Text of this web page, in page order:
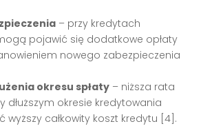
– przy kredytach
pojawić się dodatkowe opłaty
nowego zabezpieczenia
okresu spłaty – niższa rata
dłuższym okresie kredytowania
wyższy całkowity koszt kredytu [4].